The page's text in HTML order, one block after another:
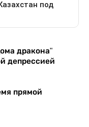
дракона"
депрессией
прямой